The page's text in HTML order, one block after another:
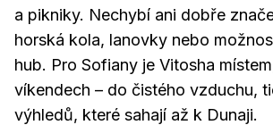
a pikniky. Nechybí ani dobře
horská kola, lanovky nebo
hub. Pro Sofiany je Vitosha
víkendech – do čistého vzduchu,
výhledů, které sahají až k Dunaji.